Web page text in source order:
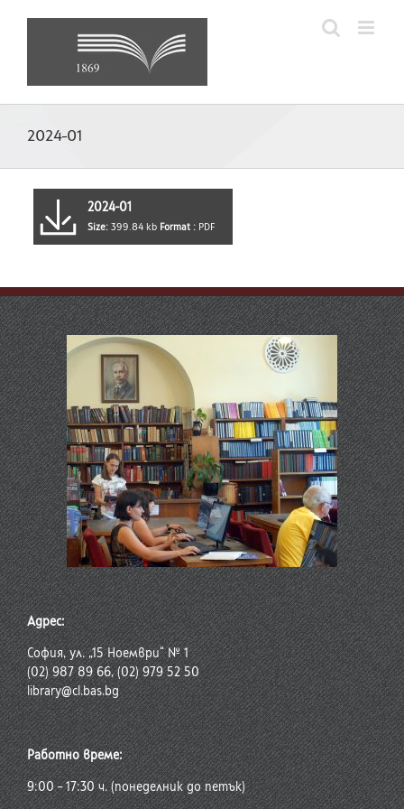
2024-01
2024-01
Size: 399.84 kb Format : PDF
Адрес:
София, ул. „15 Ноември“ № 1
(02) 987 89 66, (02) 979 52 50
library@cl.bas.bg
Работно време:
9:00 – 17:30 ч. (понеделник до петък)